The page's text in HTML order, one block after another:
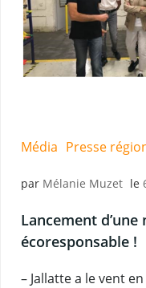
Média Presse
par Mélanie Muzet le
Lancement
écoresponsable !
– Jallatte a le vent